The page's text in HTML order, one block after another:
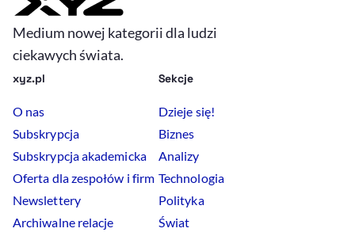
Medium nowej kategorii dla ludzi
ciekawych świata.
xyz.pl
O nas
Subskrypcja
Subskrypcja akademicka
Oferta dla zespołów i firm
Newslettery
Archiwalne relacje
Sekcje
Dzieje się!
Biznes
Analizy
Technologia
Polityka
Świat